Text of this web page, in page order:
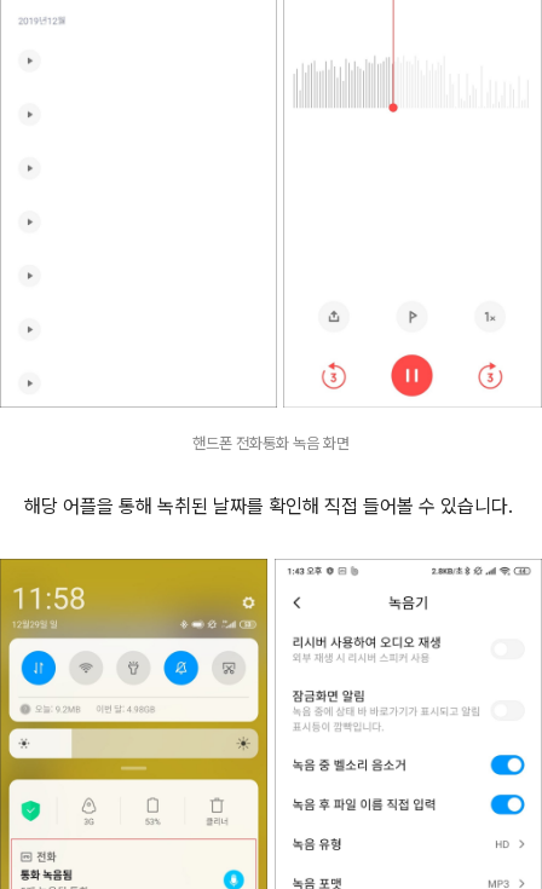
핸드폰 전화통화 녹음 화면
해당 어플을 통해 녹취된 날짜를 확인해 직접 들어볼 수 있습니다.